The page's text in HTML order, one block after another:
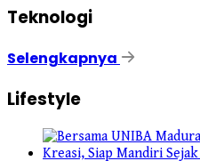
Teknologi
Selengkapnya
Lifestyle